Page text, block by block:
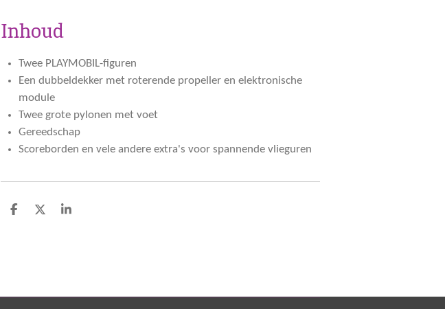
Inhoud
Twee PLAYMOBIL-figuren
Een dubbeldekker met roterende propeller en elektronische
module
Twee grote pylonen met voet
Gereedschap
Scoreborden en vele andere extra's voor spannende vlieguren
D
D
S